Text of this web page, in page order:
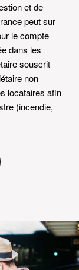
et de
peut sur
le compte
dans les
souscrit
non
locataires afin
(incendie,